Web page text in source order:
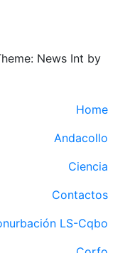
News Int by
Home
Andacollo
Ciencia
Contactos
LS-Cqbo